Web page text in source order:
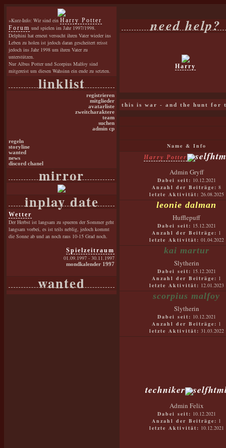
»Kurz-Info: Wir sind ein Harry Potter
Forum und spielen im Jahr 1997/1998.
Delphini hat erneut versucht ihren Vater wieder ins
Leben zu holen ist jedoch daran gescheitert reisst
jedoch ins Jahr 1998 um ihren Vater zu
unterstützen.
Nur Albus Potter und Scorpius Malfoy sind
mitgereist um diesen Wahsinn ein ende zu setzten.
linklist
registrieren
mitglieder
avatarliste
zweitcharaktere
team
suchen
admin cp
regeln
storyline
wanted
news
discord chanel
mirror
inplay date
Wetter
Der Herbst ist langsam zu spueren der Sommer geht
langsam vorbei, es ist teils neblig, jedoch kommt
die Sonne ab und an noch raus 10-15 Grad noch.
Spielzeitraum
01.09.1997 - 30.11.1997
mondkalender 1997
wanted
need help?
Harry
this is war - and the hunt for
Name & Info
Harry Potter
Admin Gryff
Dabei seit: 10.12.2021
Anzahl der Beiträge: 8
letzte Aktivität: 26.08.2025
leonie dalman
Hufflepuff
Dabei seit: 15.12.2021
Anzahl der Beiträge: 1
letzte Aktivität: 01.04.2022
kai martur
Slytherin
Dabei seit: 15.12.2021
Anzahl der Beiträge: 1
letzte Aktivität: 12.01.2023
scorpius malfoy
Slytherin
Dabei seit: 10.12.2021
Anzahl der Beiträge: 1
letzte Aktivität: 31.03.2022
techniker
Admin Felix
Dabei seit: 10.12.2021
Anzahl der Beiträge: 1
letzte Aktivität: 10.12.2021